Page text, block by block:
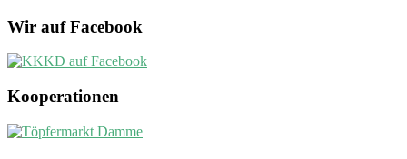
Wir auf Facebook
Kooperationen